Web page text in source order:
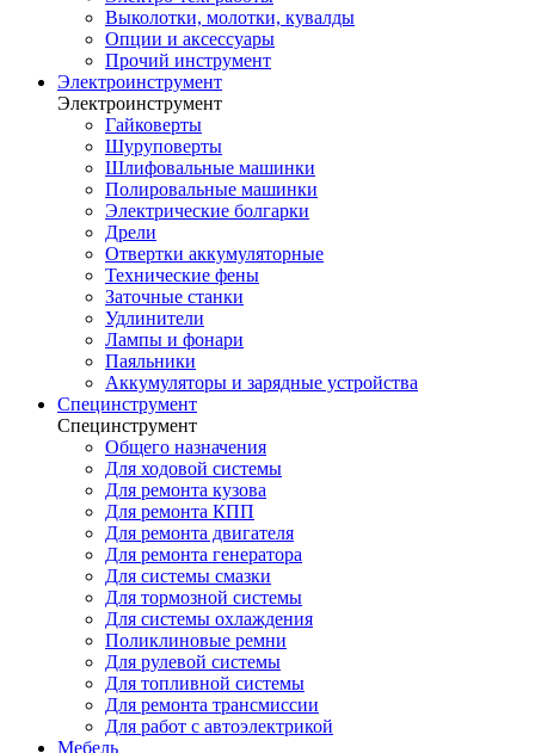
Выколотки, молотки, кувалды
Опции и аксессуары
Прочий инструмент
Электроинструмент
Электроинструмент
Гайковерты
Шуруповерты
Шлифовальные машинки
Полировальные машинки
Электрические болгарки
Дрели
Отвертки аккумуляторные
Технические фены
Заточные станки
Удлинители
Лампы и фонари
Паяльники
Аккумуляторы и зарядные устройства
Специнструмент
Специнструмент
Общего назначения
Для ходовой системы
Для ремонта кузова
Для ремонта КПП
Для ремонта двигателя
Для ремонта генератора
Для системы смазки
Для тормозной системы
Для системы охлаждения
Поликлиновые ремни
Для рулевой системы
Для топливной системы
Для ремонта трансмиссии
Для работ с автоэлектрикой
Мебель